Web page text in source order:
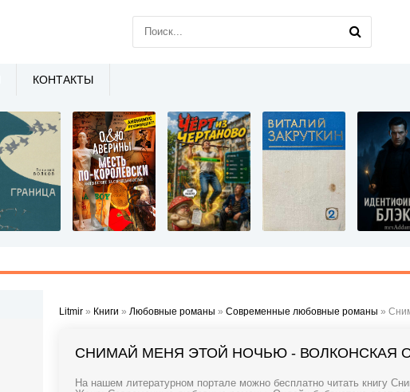
Litmir » Книги » Любовные романы » Современные любовные романы »
СНИМАЙ МЕНЯ ЭТОЙ НОЧЬЮ - ВОЛКОНСКАЯ
На нашем литературном портале можно бесплатно читать книгу
КОНТАКТЫ